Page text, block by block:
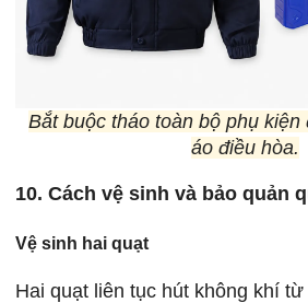
Bắt buộc tháo toàn bộ phụ
áo điều hòa.
10. Cách vệ sinh và bảo quản
Vệ sinh hai quạt
Hai quạt liên tục hút không khí